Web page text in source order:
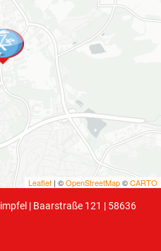
Leaflet | ©OpenStreetMap©CARTO
| Baarstraße 121 | 58636